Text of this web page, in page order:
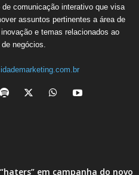
comunicação interativo que visa
assuntos pertinentes a área de
e temas relacionados ao
negócios.
em campanha do novo